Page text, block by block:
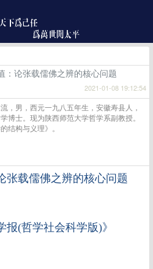
：论张载儒佛之辨的核心问题
2021-01-08 19:12:54
，男，西元一九八五年生，安徽寿县人，
博士。现为陕西师范大学哲学系副教授。
结构与义理》。
张载儒佛之辨的核心问题
(哲学社会科学版)》